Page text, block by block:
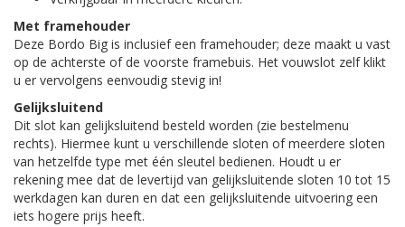
Met framehouder
Deze Bordo Big is inclusief een framehouder; deze maakt u vast
op de achterste of de voorste framebuis. Het vouwslot zelf klikt
u er vervolgens eenvoudig stevig in!
Gelijksluitend
Dit slot kan gelijksluitend besteld worden (zie bestelmenu
rechts). Hiermee kunt u verschillende sloten of meerdere sloten
van hetzelfde type met één sleutel bedienen. Houdt u er
rekening mee dat de levertijd van gelijksluitende sloten 10 tot 15
werkdagen kan duren en dat een gelijksluitende uitvoering een
iets hogere prijs heeft.